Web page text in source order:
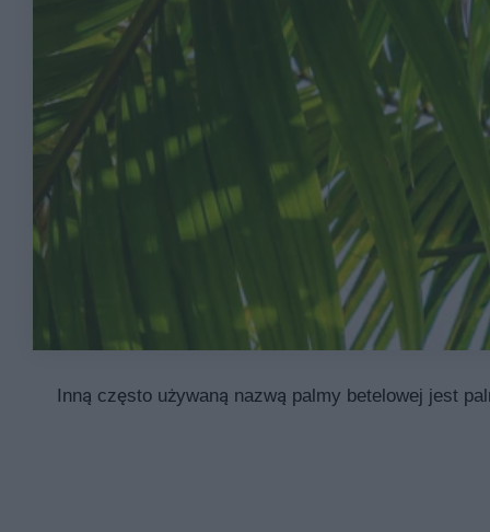
Inną często używaną nazwą palmy betelowej jest